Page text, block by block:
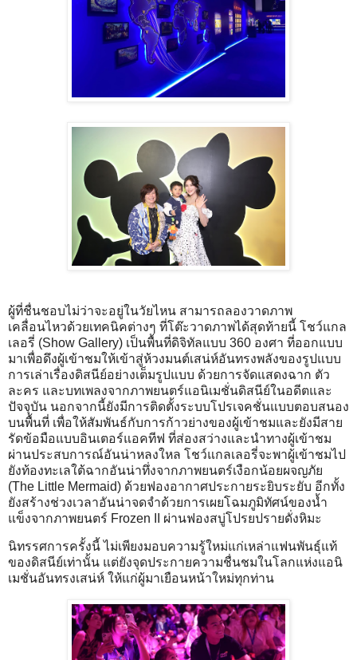
ผู้ที่ชื่นชอบไม่ว่าจะอยู่ในวัยไหน สามารถลองวาดภาพ
เคลื่อนไหวด้วยเทคนิคต่างๆ ที่โต๊ะวาดภาพได้สุดท้ายนี้ โชว์แกล
เลอรี่ (Show Gallery) เป็นพื้นที่ดิจิทัลแบบ 360 องศา ที่ออกแบบ
มาเพื่อดึงผู้เข้าชมให้เข้าสู่ห้วงมนต์เสน่ห์อันทรงพลังของรูปแบบ
การเล่าเรื่องดิสนีย์อย่างเต็มรูปแบบ ด้วยการจัดแสดงฉาก ตัว
ละคร และบทเพลงจากภาพยนตร์แอนิเมชั่นดิสนีย์ในอดีตและ
ปัจจุบัน นอกจากนี้ยังมีการติดตั้งระบบโปรเจคชั่นแบบตอบสนอง
บนพื้นที่ เพื่อให้สัมพันธ์กับการก้าวย่างของผู้เข้าชมและยังมีสาย
รัดข้อมือแบบอินเตอร์แอคทีฟ ที่ส่องสว่างและนำทางผู้เข้าชม
ผ่านประสบการณ์อันน่าหลงใหล โชว์แกลเลอรี่จะพาผู้เข้าชมไป
ยังท้องทะเลใต้ฉากอันน่าทึ่งจากภาพยนตร์เงือกน้อยผจญภัย
(The Little Mermaid) ด้วยฟองอากาศประกายระยิบระยับ อีกทั้ง
ยังสร้างช่วงเวลาอันน่าจดจำด้วยการเผยโฉมภูมิทัศน์ของน้ำ
แข็งจากภาพยนตร์ Frozen II ผ่านฟองสบู่โปรยปรายดั่งหิมะ
นิทรรศการครั้งนี้ ไม่เพียงมอบความรู้ใหม่แก่เหล่าแฟนพันธุ์แท้
ของดิสนีย์เท่านั้น แต่ยังจุดประกายความชื่นชมในโลกแห่งแอนิ
เมชั่นอันทรงเสน่ห์ ให้แก่ผู้มาเยือนหน้าใหม่ทุกท่าน